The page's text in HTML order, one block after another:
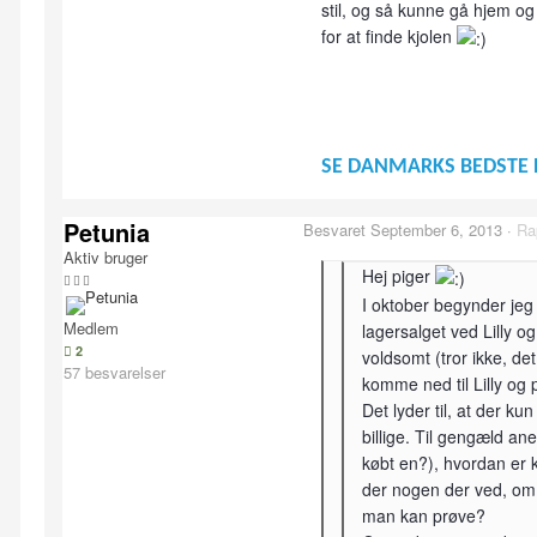
stil, og så kunne gå hjem
for at finde kjolen
SE DANMARKS BEDSTE
Petunia
Aktiv bruger
Medlem
2
57 besvarelser
Besvaret September 6, 2013 ·
Hej piger
I oktober begynder
lagersalget ved Lilly
voldsomt (tror ikke,
komme ned til Lilly og
Det lyder til, at der
billige. Til gengæld
købt en?), hvordan er
der nogen der ved,
man kan prøve?